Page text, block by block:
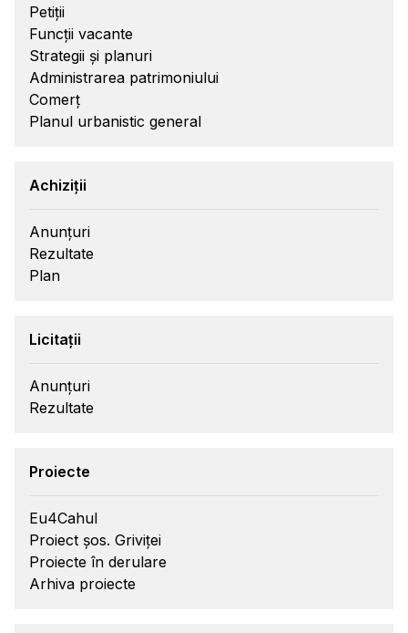
Petiții
Funcții vacante
Strategii și planuri
Administrarea patrimoniului
Comerț
Planul urbanistic general
Achiziții
Anunțuri
Rezultate
Plan
Licitații
Anunțuri
Rezultate
Proiecte
Eu4Cahul
Proiect șos. Griviței
Proiecte în derulare
Arhiva proiecte